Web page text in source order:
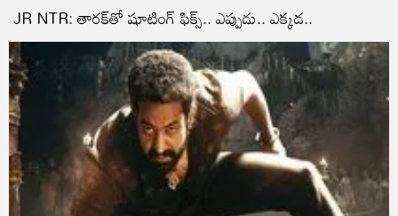
JR NTR: తారక్‌తో షూటింగ్‌ ఫిక్స్‌.. ఎప్పుడు.. ఎక్కడ..